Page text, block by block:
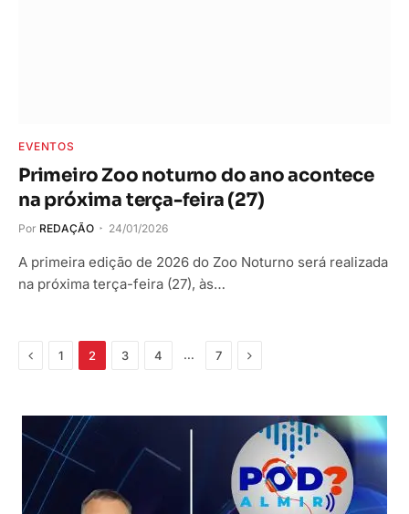
EVENTOS
Primeiro Zoo noturno do ano acontece
na próxima terça-feira (27)
Por REDAÇÃO 24/01/2026
A primeira edição de 2026 do Zoo Noturno será realizada
na próxima terça-feira (27), às…
Anterior
1 2 3 4 … 7 Próximo